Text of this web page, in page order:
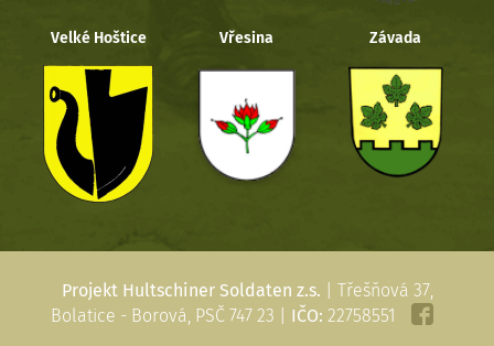
Velké Hoštice Vřesina Závada
Projekt Hultschiner Soldaten z.s. | Třešňová 37,
Bolatice - Borová, PSČ 747 23 | IČO: 22758551